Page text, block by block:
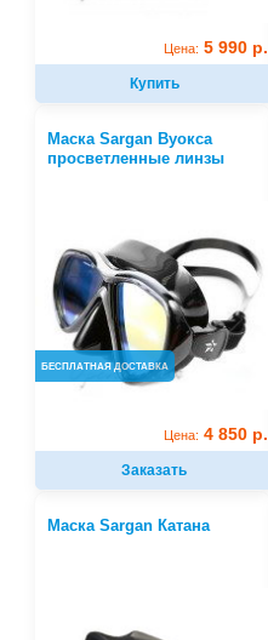
Цена: 5 990 р.
Купить
Маска Sargan Вуокса
просветленные линзы
БЕСПЛАТНАЯ ДОСТАВКА
Цена: 4 850 р.
Заказать
Маска Sargan Катана